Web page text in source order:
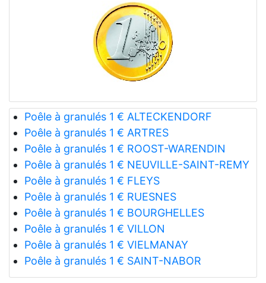
Poêle à granulés 1 € ALTECKENDORF
Poêle à granulés 1 € ARTRES
Poêle à granulés 1 € ROOST-WARENDIN
Poêle à granulés 1 € NEUVILLE-SAINT-REMY
Poêle à granulés 1 € FLEYS
Poêle à granulés 1 € RUESNES
Poêle à granulés 1 € BOURGHELLES
Poêle à granulés 1 € VILLON
Poêle à granulés 1 € VIELMANAY
Poêle à granulés 1 € SAINT-NABOR